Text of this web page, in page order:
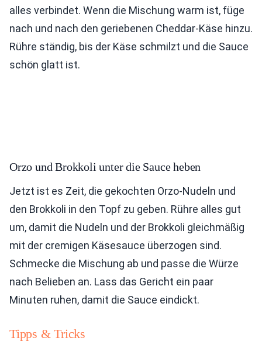
alles verbindet. Wenn die Mischung warm ist, füge
nach und nach den geriebenen Cheddar-Käse hinzu.
Rühre ständig, bis der Käse schmilzt und die Sauce
schön glatt ist.
Orzo und Brokkoli unter die Sauce heben
Jetzt ist es Zeit, die gekochten Orzo-Nudeln und
den Brokkoli in den Topf zu geben. Rühre alles gut
um, damit die Nudeln und der Brokkoli gleichmäßig
mit der cremigen Käsesauce überzogen sind.
Schmecke die Mischung ab und passe die Würze
nach Belieben an. Lass das Gericht ein paar
Minuten ruhen, damit die Sauce eindickt.
Tipps & Tricks